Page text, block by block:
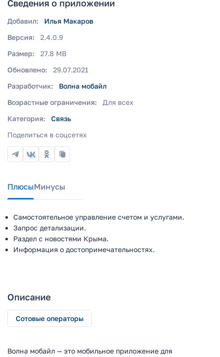
Сведения о приложении
Добавил:
Илья Макаров
Версия:
2.4.0.9
Размер:
27.8 MB
Обновлено:
29.07.2021
Разработчик:
Волна мобайл
Возрастные ограничения:
Для всех
Категория:
Связь
Поделиться в соцсетях
ПлюсыМинусы
Самостоятельное управление счетом и услугами.
Запрос детализации.
Раздел с новостями Крыма.
Информация о достопримечательностях.
Описание
Сотовые операторы
Волна мобайл — это мобильное приложение для